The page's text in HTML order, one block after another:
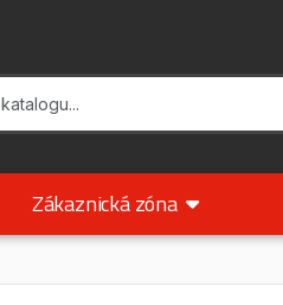
Zákaznická zóna